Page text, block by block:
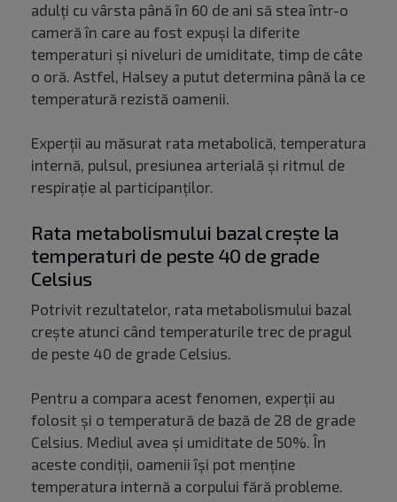
adulți cu vârsta până în 60 de ani să stea într-o
cameră în care au fost expuși la diferite
temperaturi și niveluri de umiditate, timp de câte
o oră. Astfel, Halsey a putut determina până la ce
temperatură rezistă oamenii.
Experții au măsurat rata metabolică, temperatura
internă, pulsul, presiunea arterială și ritmul de
respirație al participanților.
Rata metabolismului bazal crește la
temperaturi de peste 40 de grade
Celsius
Potrivit rezultatelor, rata metabolismului bazal
crește atunci când temperaturile trec de pragul
de peste 40 de grade Celsius.
Pentru a compara acest fenomen, experții au
folosit și o temperatură de bază de 28 de grade
Celsius. Mediul avea și umiditate de 50%. În
aceste condiții, oamenii își pot menține
temperatura internă a corpului fără probleme.